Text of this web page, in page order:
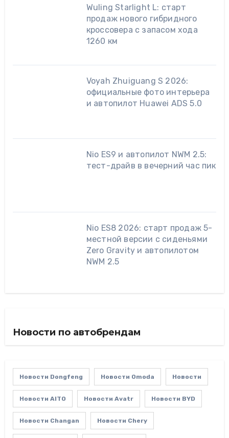
Wuling Starlight L: старт
продаж нового гибридного
кроссовера с запасом хода
1260 км
Voyah Zhuiguang S 2026:
официальные фото интерьера
и автопилот Huawei ADS 5.0
Nio ES9 и автопилот NWM 2.5:
тест-драйв в вечерний час пик
Nio ES8 2026: старт продаж 5-
местной версии с сиденьями
Zero Gravity и автопилотом
NWM 2.5
Новости по автобрендам
Новости Dongfeng Новости Omoda Новости
Новости AITO Новости Avatr Новости BYD
Новости Changan Новости Chery